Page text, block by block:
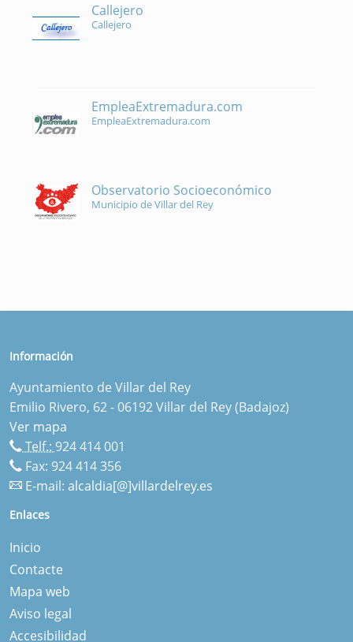
Callejero
Callejero
EmpleaExtremadura.com
EmpleaExtremadura.com
Observatorio Socioeconómico
Municipio de Villar del Rey
Información
Ayuntamiento de Villar del Rey
Emilio Rivero, 62 - 06192 Villar del Rey (Badajoz)
Ver mapa
Telf.: 924 414 001
Fax: 924 414 356
E-mail: alcaldia[@]villardelrey.es
Enlaces
Inicio
Contacte
Mapa web
Aviso legal
Accesibilidad